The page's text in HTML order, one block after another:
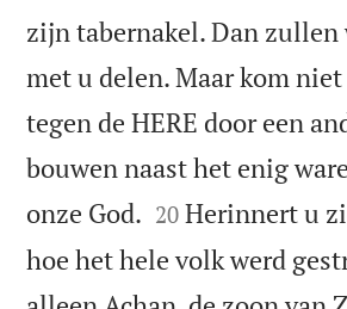
zijn tabernakel. Dan zullen
met u delen. Maar kom
tegen de HERE door een
bouwen naast het enig
onze God. 

20 Herinnert u
hoe het hele volk werd